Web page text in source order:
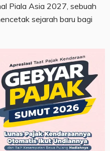
Piala Asia 2027, sebuah
sejarah baru bagi